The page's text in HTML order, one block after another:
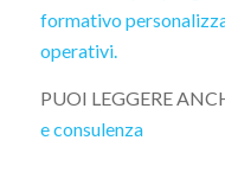
formativo
operativi.
PUOI LEGGERE
e consulenza